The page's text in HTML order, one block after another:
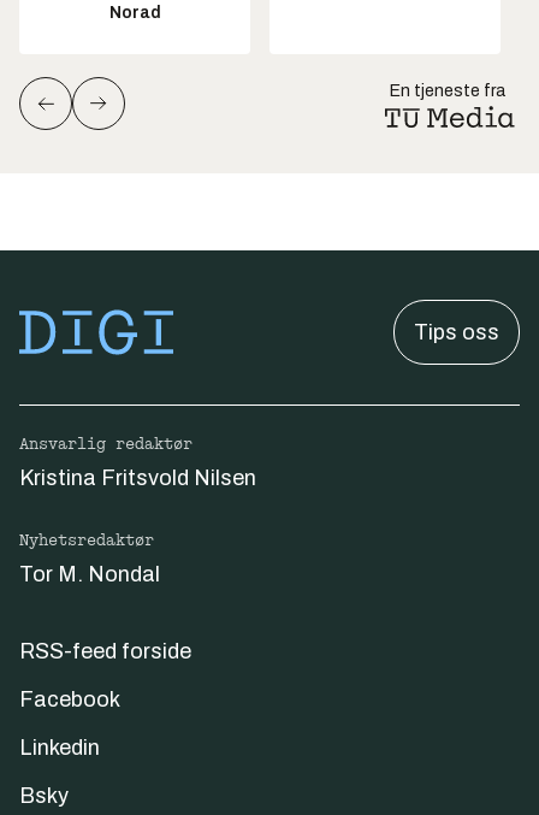
Norad
En tjeneste fra
Tips oss
Ansvarlig redaktør
Kristina Fritsvold Nilsen
Nyhetsredaktør
Tor M. Nondal
RSS-feed forside
Facebook
Linkedin
Bsky